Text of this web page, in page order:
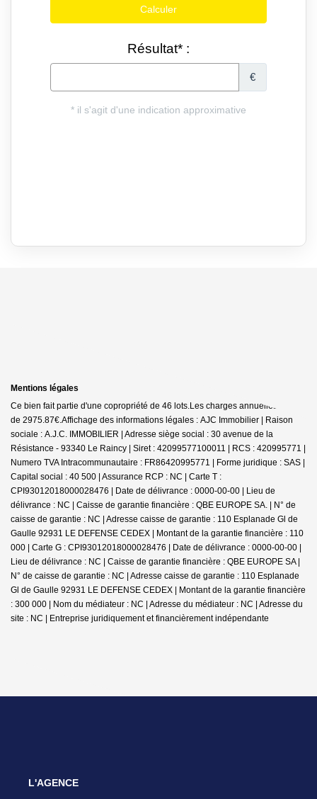
Mentions légales
Ce bien fait partie d'une copropriété de 46 lots.Les charges annuelles sont
de 2975.87€. Affichage des informations légales : AJC Immobilier | Raison
sociale : A.J.C. IMMOBILIER | Adresse siège social : 30 avenue de la
Résistance - 93340 Le Raincy | Siret : 42099577100011 | RCS : 420995771 |
Numero TVA Intracommunautaire : FR86420995771 | Forme juridique : SAS |
Capital social : 40 500 | Assurance RCP : NC | Carte T :
CPI93012018000028476 | Date de délivrance : 0000-00-00 | Lieu de
délivrance : NC | Caisse de garantie financière : QBE EUROPE SA. | N° de
caisse de garantie : NC | Adresse caisse de garantie : 110 Esplanade Gl de
Gaulle 92931 LE DEFENSE CEDEX | Montant de la garantie financière : 110
000 | Carte G : CPI93012018000028476 | Date de délivrance : 0000-00-00 |
Lieu de délivrance : NC | Caisse de garantie financière : QBE EUROPE SA |
N° de caisse de garantie : NC | Adresse caisse de garantie : 110 Esplanade
Gl de Gaulle 92931 LE DEFENSE CEDEX | Montant de la garantie financière
: 300 000 | Nom du médiateur : NC | Adresse du médiateur : NC | Adresse du
site : NC | Entreprise juridiquement et financièrement indépendante
L'AGENCE